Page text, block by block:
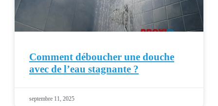
Comment déboucher une douche
avec de l’eau stagnante ?
septembre 11, 2025